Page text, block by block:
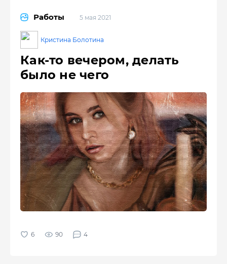
Работы 5 мая 2021
Кристина Болотина
Как-то вечером, делать
было не чего
90 4